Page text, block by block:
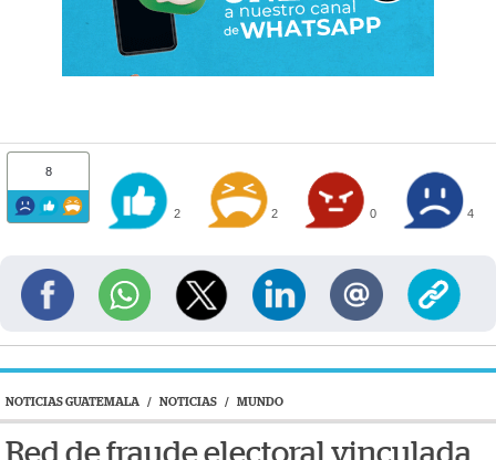
8
2 2 0 4
NOTICIAS GUATEMALA / NOTICIAS / MUNDO
Red de fraude electoral vinculada